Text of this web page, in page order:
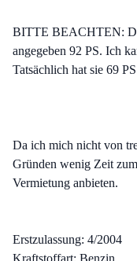
BITTE BEACHTEN:
angegeben 92 PS. Ich
Tatsächlich hat sie 69
Da ich mich nicht von
Gründen wenig Zeit
Vermietung anbieten.
Erstzulassung: 4/2004
Kraftstoffart: Benzin